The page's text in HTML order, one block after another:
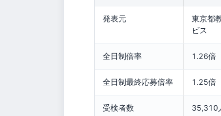
発表元
東京都
ビス
全日制倍率 1.26倍
全日制最終応募倍率 1.25倍
受検者数 35,310